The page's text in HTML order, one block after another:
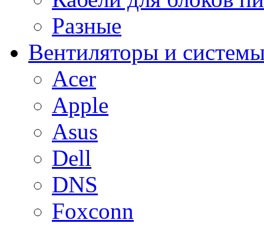
Разные
Вентиляторы и
Acer
Apple
Asus
Dell
DNS
Foxconn